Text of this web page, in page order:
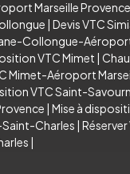
Marseille Provence
| Devis VTC
Collongue-
VTC Mimet |
Mimet-Aéroport
VTC Saint-
| Mise à
Saint-Charles |
|